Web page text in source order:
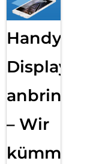
Handy
Displayfolie
anbringen
– Wir
kümmern